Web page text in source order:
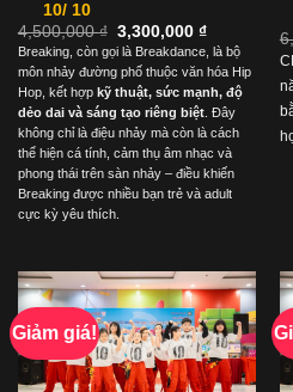
10/ 10
4,500,000₫ Giá
gốc
là:
4,500,000 ₫.
3,300,000 ₫Giá
hiện
tại
là:
3,300,000
Breaking, còn gọi là Breakdance, là bộ
môn nhảy đường phố thuộc văn hóa Hip
Hop, kết hợp kỹ thuật, sức mạnh, độ
dẻo dai và sáng tạo riêng biệt. Đây
không chỉ là điệu nhảy mà còn là cách
thể hiện cá tính, cảm thụ âm nhạc và
phong thái trên sàn nhảy – điều khiến
Breaking được nhiều bạn trẻ và adult
cực kỳ yêu thích.
Giảm giá!